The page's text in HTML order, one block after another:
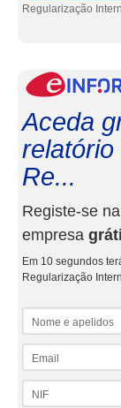
Regularização
Aceda
relatório
Re...
Registe-se na
empresa
Em 10 segundos
Regularização